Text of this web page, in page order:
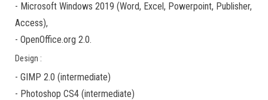
- Microsoft Windows 2019 (Word, Excel, Powerpoint, Publisher,
Access),
- OpenOffice.org 2.0.
Design :
- GIMP 2.0 (intermediate)
- Photoshop CS4 (intermediate)